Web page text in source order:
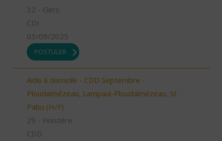
32 - Gers
CDI
03/09/2025
POSTULER
Aide à domicile - CDD Septembre -
Ploudalmézeau, Lampaul-Ploudalmézeau, St
Pabu (H/F)
29 - Finistère
CDD